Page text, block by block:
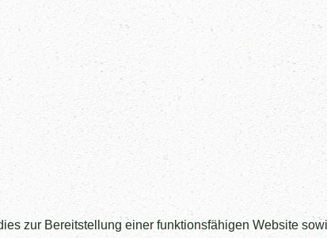
zur Bereitstellung einer funktionsfähigen Website